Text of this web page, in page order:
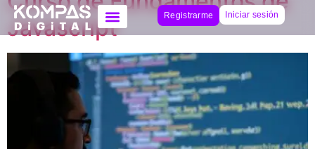
Registrarme Iniciar sesión
Javascript